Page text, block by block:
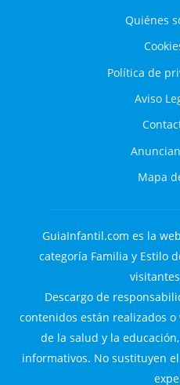
Quiénes
Política de
Aviso
Mapa
GuiaInfantil.com es la
categoría Familia y Estilo
Descargo de
contenidos están realizados
de la salud y la
informativos. No sustituyen